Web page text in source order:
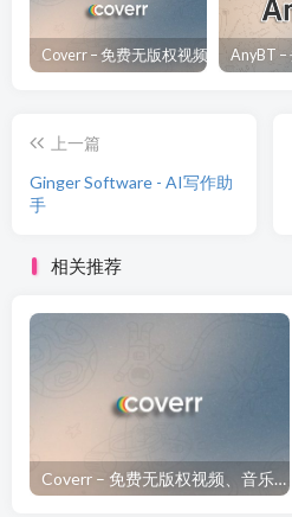
上一篇
Ginger Software - AI写作助
手
相关推荐
Coverr – 免费无版权视频、音乐、图片下载网站